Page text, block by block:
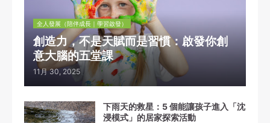
全人發展（陪伴成長｜學習啟發）
創造力，不是天賦而是習慣：啟發你創
意大腦的五堂課
11月 30, 2025
下雨天的救星：5 個能讓孩子進入「沈
浸模式」的居家探索活動